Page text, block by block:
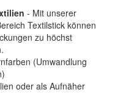
- Mit unserer
Textilstick können
zu höchst
(Umwandlung
oder als Aufnäher